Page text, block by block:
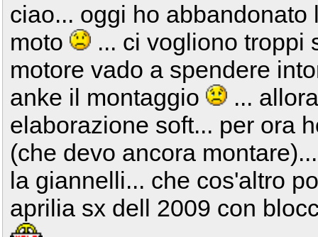
ciao... oggi ho
moto
... ci vogliono troppi
motore vado a spendere
anke il montaggio
...
elaborazione soft... per ora
(che devo ancora
la giannelli... che cos'altro
aprilia sx dell 2009 con